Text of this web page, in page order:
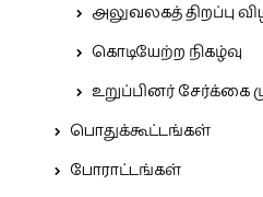
அலுவலகத் திறப்பு
கொடியேற்ற நிகழ்வு
உறுப்பினர் சேர்க்கை
பொதுக்கூட்டங்கள்
போராட்டங்கள்